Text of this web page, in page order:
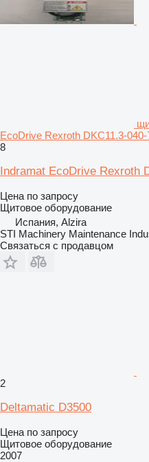
EcoDrive Rexroth DKC11.3-
8
Indramat EcoDrive Rexroth
Цена по запросу
Щитовое оборудование
Испания, Alzira
STI Machinery Maintenance
Связаться с продавцом
2
Deltamatic D3500
Цена по запросу
Щитовое оборудование
2007